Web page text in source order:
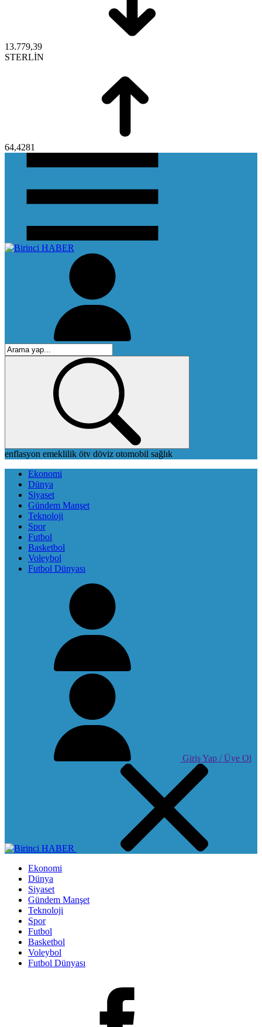
13.779,39
STERLİN
64,4281
enflasyon emeklilik ötv döviz otomobil sağlık
Ekonomi
Dünya
Siyaset
Gündem Manşet
Teknoloji
Spor
Futbol
Basketbol
Voleybol
Futbol Dünyası
Giriş Yap / Üye Ol
Ekonomi
Dünya
Siyaset
Gündem Manşet
Teknoloji
Spor
Futbol
Basketbol
Voleybol
Futbol Dünyası